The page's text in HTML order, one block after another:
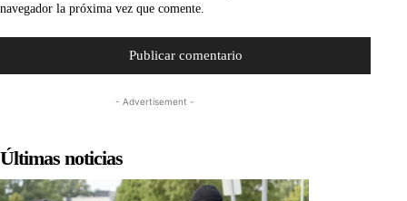
navegador la próxima vez que comente.
- Advertisement -
Últimas noticias